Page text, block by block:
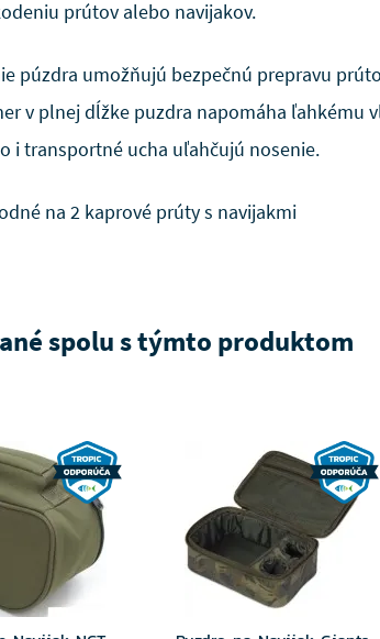
prútov alebo navijakov.
púzdra umožňujú bezpečnú prepravu
v plnej dĺžke puzdra napomáha ľahkému
i transportné ucha uľahčujú nosenie.
na 2 kaprové prúty s navijakmi
spolu s týmto produktom